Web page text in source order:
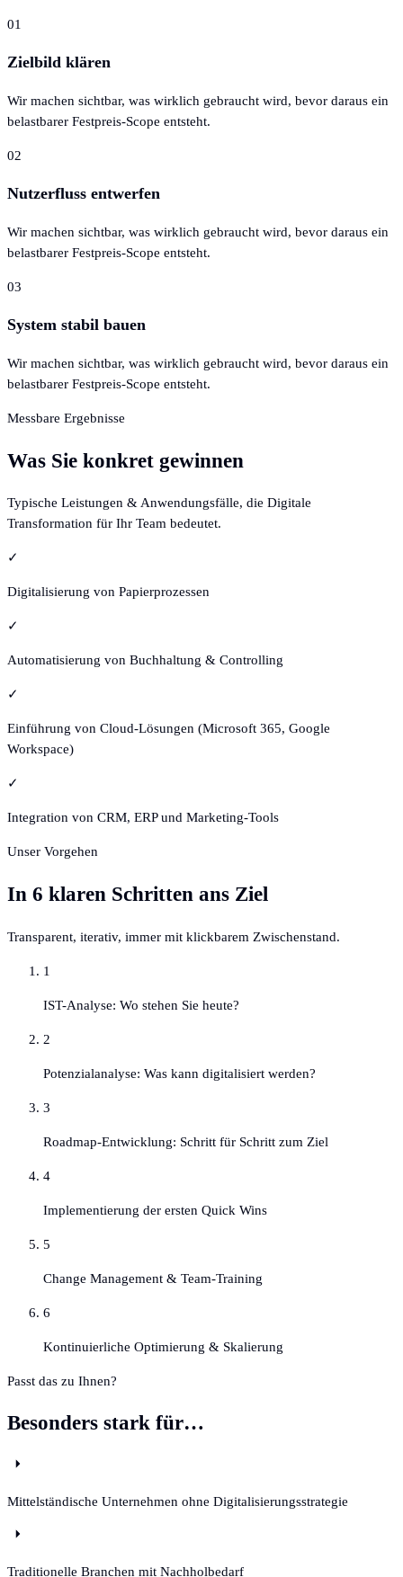
01
Zielbild klären
Wir machen sichtbar, was wirklich gebraucht wird, bevor daraus ein
belastbarer Festpreis-Scope entsteht.
02
Nutzerfluss entwerfen
Wir machen sichtbar, was wirklich gebraucht wird, bevor daraus ein
belastbarer Festpreis-Scope entsteht.
03
System stabil bauen
Wir machen sichtbar, was wirklich gebraucht wird, bevor daraus ein
belastbarer Festpreis-Scope entsteht.
Messbare Ergebnisse
Was Sie konkret gewinnen
Typische Leistungen & Anwendungsfälle, die Digitale
Transformation für Ihr Team bedeutet.
✓
Digitalisierung von Papierprozessen
✓
Automatisierung von Buchhaltung & Controlling
✓
Einführung von Cloud-Lösungen (Microsoft 365, Google
Workspace)
✓
Integration von CRM, ERP und Marketing-Tools
Unser Vorgehen
In 6 klaren Schritten ans Ziel
Transparent, iterativ, immer mit klickbarem Zwischenstand.
1
IST-Analyse: Wo stehen Sie heute?
2
Potenzialanalyse: Was kann digitalisiert werden?
3
Roadmap-Entwicklung: Schritt für Schritt zum Ziel
4
Implementierung der ersten Quick Wins
5
Change Management & Team-Training
6
Kontinuierliche Optimierung & Skalierung
Passt das zu Ihnen?
Besonders stark für…
Mittelständische Unternehmen ohne Digitalisierungsstrategie
Traditionelle Branchen mit Nachholbedarf